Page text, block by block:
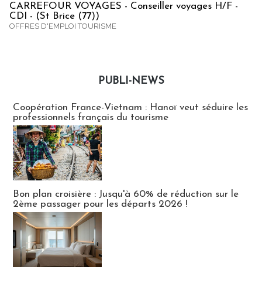
CARREFOUR VOYAGES - Conseiller voyages H/F -
CDI - (St Brice (77))
OFFRES D'EMPLOI TOURISME
PUBLI-NEWS
Coopération France-Vietnam : Hanoï veut séduire les
professionnels français du tourisme
Bon plan croisière : Jusqu'à 60% de réduction sur le
2ème passager pour les départs 2026 !